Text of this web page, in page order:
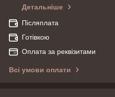
Детальніше
Післяплата
Готівкою
Оплата за реквізитами
Всі умови оплати